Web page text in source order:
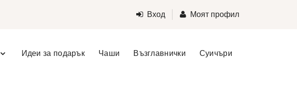
Вход Моят профил
Идеи за подарък Чаши Възглавнички Суичъри